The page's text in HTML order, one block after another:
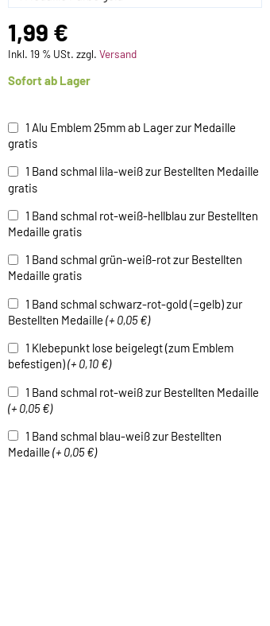
1,99 €
Inkl. 19 % USt. zzgl. Versand
Sofort ab Lager
1 Alu Emblem 25mm ab Lager zur Medaille
gratis
1 Band schmal lila-weiß zur Bestellten Medaille
gratis
1 Band schmal rot-weiß-hellblau zur Bestellten
Medaille gratis
1 Band schmal grün-weiß-rot zur Bestellten
Medaille gratis
1 Band schmal schwarz-rot-gold (=gelb) zur
Bestellten Medaille (+ 0,05 €)
1 Klebepunkt lose beigelegt (zum Emblem
befestigen)(+ 0,10 €)
1 Band schmal rot-weiß zur Bestellten Medaille
(+ 0,05 €)
1 Band schmal blau-weiß zur Bestellten
Medaille (+ 0,05 €)